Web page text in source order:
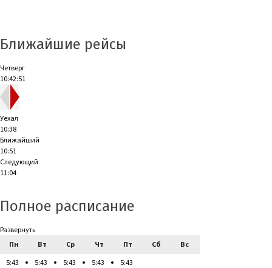
Ближайшие рейсы
Четверг
10:42:52
Уехал
10:38
Ближайший
10:51
Следующий
11:04
Полное расписание
Развернуть
Пн
Вт Ср Чт Пт Сб
Вс
5:43
5:43
5:43
5:43
5:43